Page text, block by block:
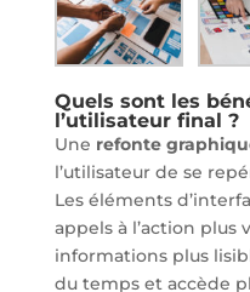
Quels sont les
l’utilisateur final ?
Une refonte
l’utilisateur de se
Les éléments
appels à l’action plus
informations plus
du temps et accède